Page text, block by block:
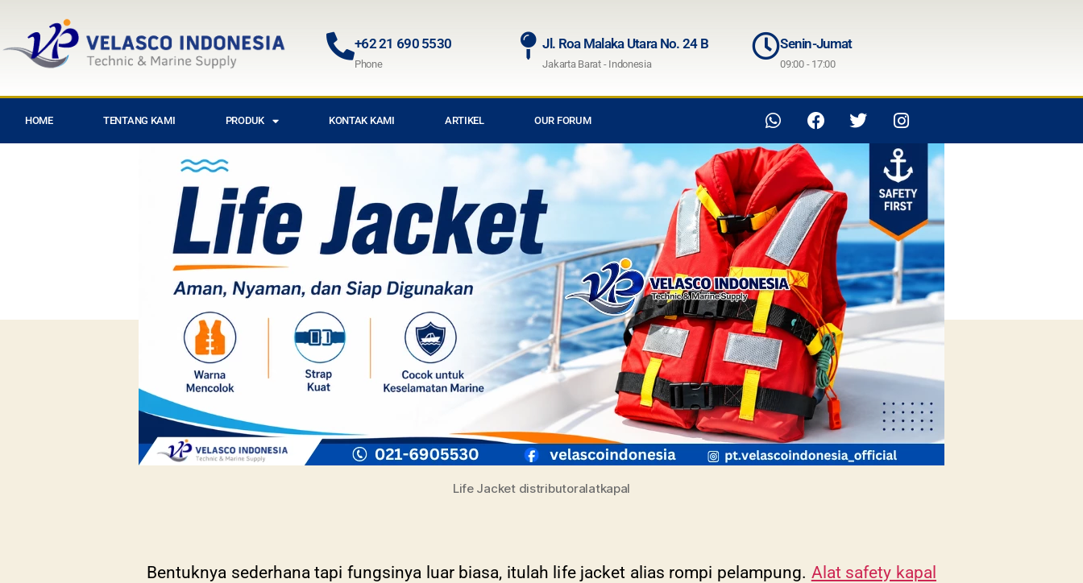
+62 21 690 5530
Phone
Jl. Roa Malaka Utara No. 24 B
Jakarta Barat - Indonesia
Senin-Jumat
09:00 - 17:00
HOME TENTANG KAMI PRODUK KONTAK KAMI ARTIKEL OUR FORUM
Life Jacket distributoralatkapal
Bentuknya sederhana tapi fungsinya luar biasa, itulah life jacket alias rompi pelampung. Alat safety kapal